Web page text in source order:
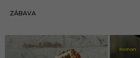
ZÁBAVA
Meme